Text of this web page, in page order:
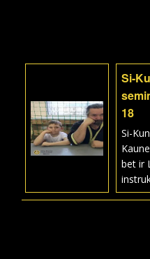
Si-
18
Si-
bet ir